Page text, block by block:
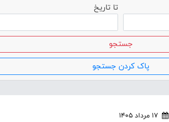
تا تاریخ
جستجو
پاک کردن جستجو
17 مرداد 1405